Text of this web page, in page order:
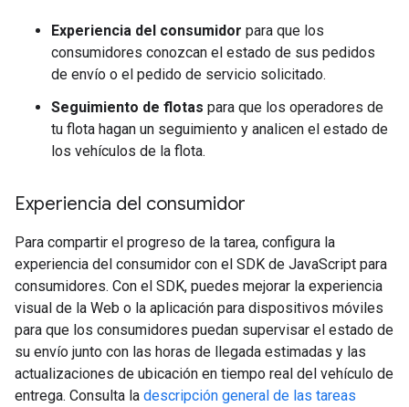
Experiencia del consumidor para que los
consumidores conozcan el estado de sus pedidos
de envío o el pedido de servicio solicitado.
Seguimiento de flotas para que los operadores de
tu flota hagan un seguimiento y analicen el estado de
los vehículos de la flota.
Experiencia del consumidor
Para compartir el progreso de la tarea, configura la
experiencia del consumidor con el SDK de JavaScript para
consumidores. Con el SDK, puedes mejorar la experiencia
visual de la Web o la aplicación para dispositivos móviles
para que los consumidores puedan supervisar el estado de
su envío junto con las horas de llegada estimadas y las
actualizaciones de ubicación en tiempo real del vehículo de
entrega. Consulta la descripción general de las tareas